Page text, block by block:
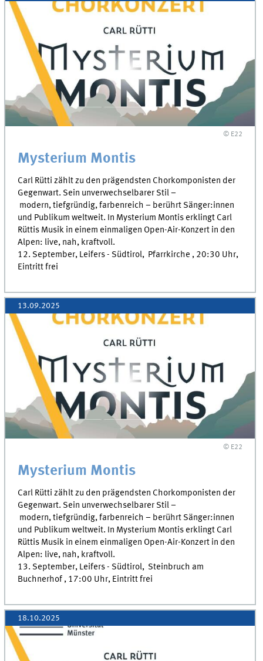
© E22
Mysterium Montis
Carl Rütti zählt zu den prägendsten Chorkomponisten der
Gegenwart. Sein unverwechselbarer Stil –
modern, tiefgründig, farbenreich – berührt Sänger:innen
und Publikum weltweit. In Mysterium Montis erklingt Carl
Rüttis Musik in einem einmaligen Open-Air-Konzert in den
Alpen: live, nah, kraftvoll.
12. September, Leifers - Südtirol, Pfarrkirche , 20:30 Uhr,
Eintritt frei
13.09.2025
© E22
Mysterium Montis
Carl Rütti zählt zu den prägendsten Chorkomponisten der
Gegenwart. Sein unverwechselbarer Stil –
modern, tiefgründig, farbenreich – berührt Sänger:innen
und Publikum weltweit. In Mysterium Montis erklingt Carl
Rüttis Musik in einem einmaligen Open-Air-Konzert in den
Alpen: live, nah, kraftvoll.
13. September, Leifers - Südtirol, Steinbruch am
Buchnerhof , 17:00 Uhr, Eintritt frei
18.10.2025